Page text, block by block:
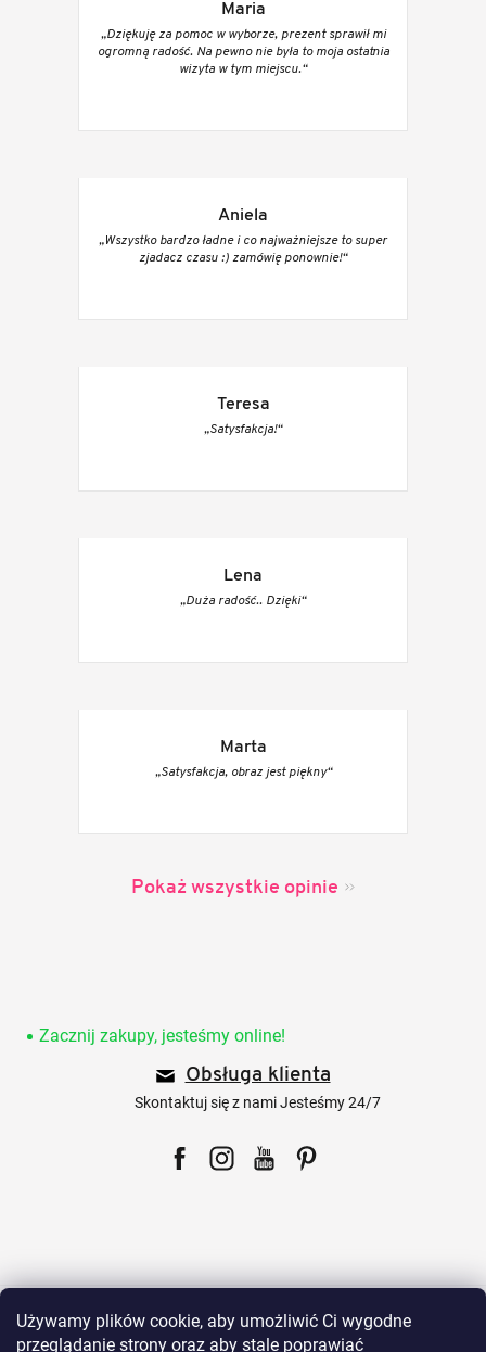
Używamy plików cookie, aby umożliwić Ci wygodne
przeglądanie strony oraz aby stale poprawiać
Maria
„Dziękuję za pomoc w wyborze, prezent sprawił mi
ogromną radość. Na pewno nie była to moja ostatnia
wizyta w tym miejscu.“
Aniela
„Wszystko bardzo ładne i co najważniejsze to super
zjadacz czasu :) zamówię ponownie!“
Teresa
„Satysfakcja!“
Lena
„Duża radość.. Dzięki“
Marta
„Satysfakcja, obraz jest piękny“
Pokaż wszystkie opinie
Zacznij zakupy, jesteśmy online!
Obsługa klienta
Skontaktuj się z nami Jesteśmy 24/7
Dla klientów